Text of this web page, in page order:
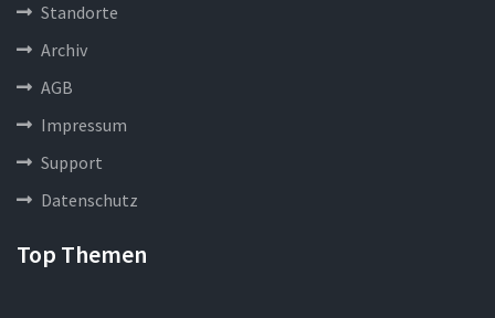
Standorte
Archiv
AGB
Impressum
Support
Datenschutz
Top Themen